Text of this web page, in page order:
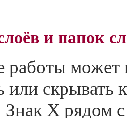
и папок
работы может
или скрывать
X рядом